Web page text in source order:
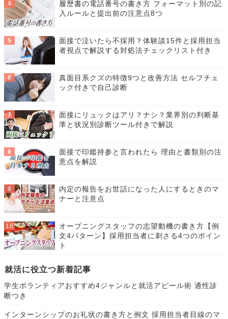
履歴書の電話番号の書き方 フォーマット別の記
入ルールと提出前の注意点8つ
面接で泣いたら不採用？体験談15件と採用担当
者視点で解説する対処法チェックリスト付き
真面目系クズの特徴9つと改善方法 セルフチェ
ック付きで自己診断
面接にリュックはアリ？ナシ？業界別の判断基
準と状況別診断ツール付きで解説
面接で印鑑持参と言われたら 理由と書類別の注
意点を解説
内定の報告をお世話になった人にするときのマ
ナーと注意点
オープニングスタッフの志望動機の書き方【例
文4パターン】採用担当者に刺さる4つのポイン
ト
就活に役立つ新着記事
学生ボランティアおすすめ4ジャンルと就活アピール術 適性診
断つき
インターンシップのお礼状の書き方と例文 採用担当者目線のマ